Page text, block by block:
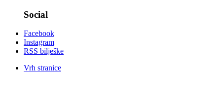
Social
Facebook
Instagram
RSS bilješke
Vrh stranice